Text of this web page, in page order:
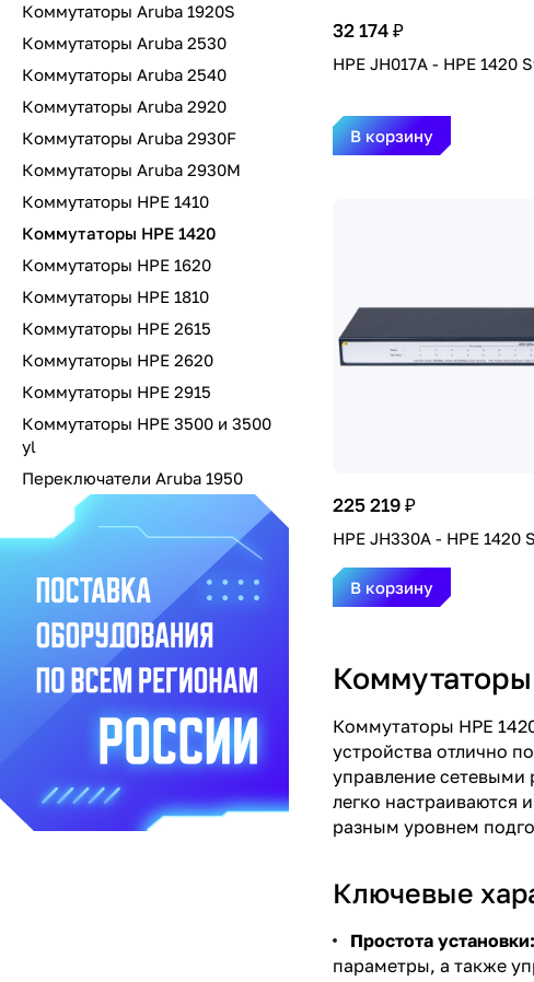
32 174 ₽
HPE JH017A - HPE 1420
В корзину
225 219 ₽
HPE JH330A - HPE 1420
В корзину
Коммутаторы HPE
устройства отлично
управление сетевыми
легко настраиваются
разным уровнем
Ключевые
Простота установки:
параметры, а также
Коммутаторы Aruba 1920S
Коммутаторы Aruba 2530
Коммутаторы Aruba 2540
Коммутаторы Aruba 2920
Коммутаторы Aruba 2930F
Коммутаторы Aruba 2930M
Коммутаторы HPE 1410
Коммутаторы HPE 1420
Коммутаторы HPE 1620
Коммутаторы HPE 1810
Коммутаторы HPE 2615
Коммутаторы HPE 2620
Коммутаторы HPE 2915
Коммутаторы HPE 3500 и 3500
yl
Переключатели Aruba 1950